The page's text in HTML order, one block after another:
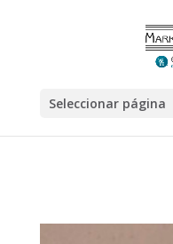
Seleccionar página